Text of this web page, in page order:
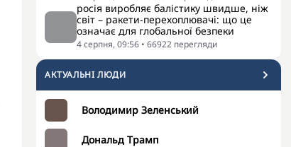
росія виробляє балістику швидше, ніж
світ – ракети-перехоплювачі: що це
означає для глобальної безпеки
4 серпня, 09:56 • 66922 перегляди
АКТУАЛЬНI ЛЮДИ
Володимир Зеленський
Дональд Трамп